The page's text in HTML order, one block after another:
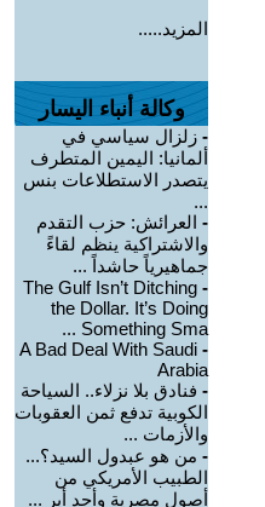
المزيد.....
وكالة أنباء اليسار
- زلزال سياسي في
ألمانيا: اليمين المتطرف
يتصدر الاستطلاعات بنس
...
- العرائش: حزب التقدم
والاشتراكية ينظم لقاءً
جماهيرياً حاشداً ...
-
The Gulf Isn’t Ditching
the Dollar. It’s Doing
Something Sma ...
-
A Bad Deal With Saudi
Arabia
- فنادق بلا نزلاء.. السياحة
الكوبية تدفع ثمن العقوبات
والأزمات ...
- من هو عبدول السيد؟...
الطبيب الأمريكي من
أصول مصرية وأحد أبر ...